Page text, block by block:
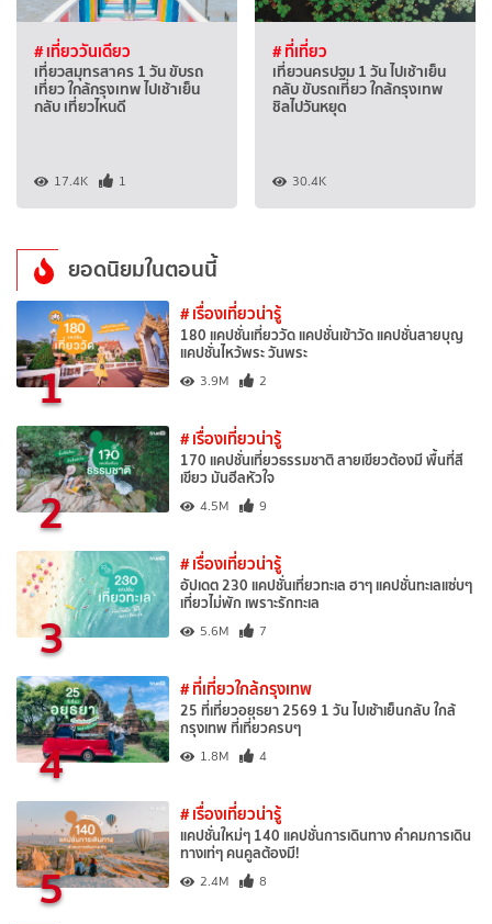
# เที่ยววันเดียว
เที่ยวสมุทรสาคร 1 วัน ขับรถ
เที่ยว ใกล้กรุงเทพ ไปเช้าเย็น
กลับ เที่ยวไหนดี
17.4K 1
# ที่เที่ยว
เที่ยวนครปฐม 1 วัน ไปเช้าเย็น
กลับ ขับรถเที่ยว ใกล้กรุงเทพ
ชิลไปวันหยุด
30.4K
ยอดนิยมในตอนนี้
1
# เรื่องเที่ยวน่ารู้
180 แคปชั่นเที่ยววัด แคปชั่นเข้าวัด แคปชั่นสายบุญ
แคปชั่นไหว้พระ วันพระ
3.9M 2
2
# เรื่องเที่ยวน่ารู้
170 แคปชั่นเที่ยวธรรมชาติ สายเขียวต้องมี พื้นที่สี
เขียว มันฮีลหัวใจ
4.5M 9
3
# เรื่องเที่ยวน่ารู้
อัปเดต 230 แคปชั่นเที่ยวทะเล ฮาๆ แคปชั่นทะเลแซ่บๆ
เที่ยวไม่พัก เพราะรักทะเล
5.6M 7
4
# ที่เที่ยวใกล้กรุงเทพ
25 ที่เที่ยวอยุธยา 2569 1 วัน ไปเช้าเย็นกลับ ใกล้
กรุงเทพ ที่เที่ยวครบๆ
1.8M 4
5
# เรื่องเที่ยวน่ารู้
แคปชั่นใหม่ๆ 140 แคปชั่นการเดินทาง คำคมการเดิน
ทางเท่ๆ คนคูลต้องมี!
2.4M 8